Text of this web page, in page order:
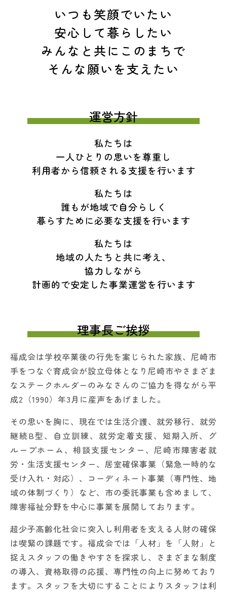
いつも笑顔でいたい
安心して暮らしたい
みんなと共にこのまちで
そんな願いを支えたい
運営方針
私たちは
一人ひとりの思いを尊重し
利用者から信頼される支援を行います
私たちは
誰もが地域で自分らしく
暮らすために必要な支援を行います
私たちは
地域の人たちと共に考え、
協力しながら
計画的で安定した事業運営を行います
理事長ご挨拶
福成会は学校卒業後の行先を案じられた家族、尼崎市
手をつなぐ育成会が設立母体となり尼崎市やさまざま
なステークホルダーのみなさんのご協力を得ながら平
成2（1990）年3月に産声をあげました。
その思いを胸に、現在では生活介護、就労移行、就労
継続B型、自立訓練、就労定着支援、短期入所、グ
ループホーム、相談支援センター、尼崎市障害者就
労・生活支援センター、居室確保事業（緊急一時的な
受け入れ・対応）、コーディネート事業（専門性、地
域の体制づくり）など、市の委託事業も含めまして、
障害福祉分野を中心に事業を展開しております。
超少子高齢化社会に突入し利用者を支える人財の確保
は喫緊の課題です。福成会では「人材」を「人財」と
捉えスタッフの働きやすさを探求し、さまざまな制度
の導入、資格取得の応援、専門性の向上に努めており
ます。スタッフを大切にすることによりスタッフは利